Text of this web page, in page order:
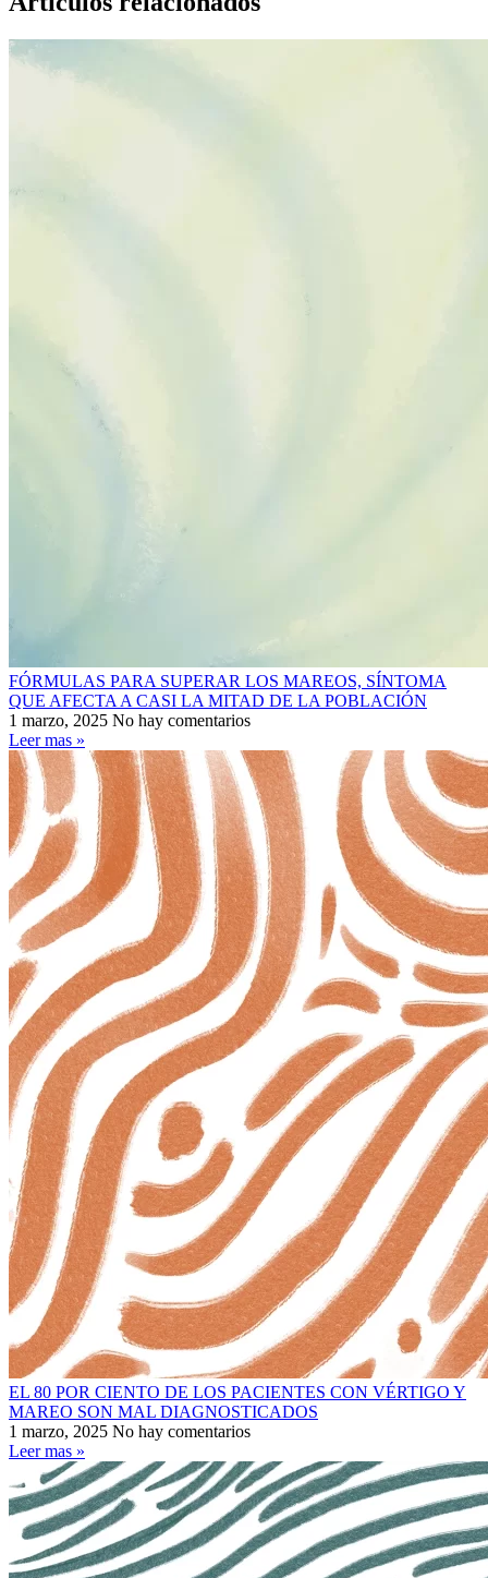
FÓRMULAS PARA SUPERAR LOS MAREOS, SÍNTOMA
QUE AFECTA A CASI LA MITAD DE LA POBLACIÓN
1 marzo, 2025 No hay comentarios
Leer mas »
EL 80 POR CIENTO DE LOS PACIENTES CON VÉRTIGO Y
MAREO SON MAL DIAGNOSTICADOS
1 marzo, 2025 No hay comentarios
Leer mas »